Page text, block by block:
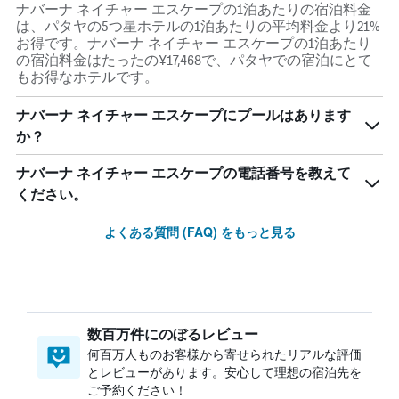
ナバーナ ネイチャー エスケープの1泊あたりの宿泊料金
は、パタヤの5つ星ホテルの1泊あたりの平均料金より21%
お得です。ナバーナ ネイチャー エスケープの1泊あたり
の宿泊料金はたったの¥17,468で、パタヤでの宿泊にとて
もお得なホテルです。
ナバーナ ネイチャー エスケープにプールはあります
か？
ナバーナ ネイチャー エスケープの電話番号を教えて
ください。
よくある質問 (FAQ) をもっと見る
数百万件にのぼるレビュー
何百万人ものお客様から寄せられたリアルな評価
とレビューがあります。安心して理想の宿泊先を
ご予約ください！